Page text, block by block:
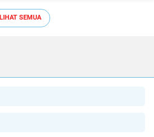
LIHAT SEMUA